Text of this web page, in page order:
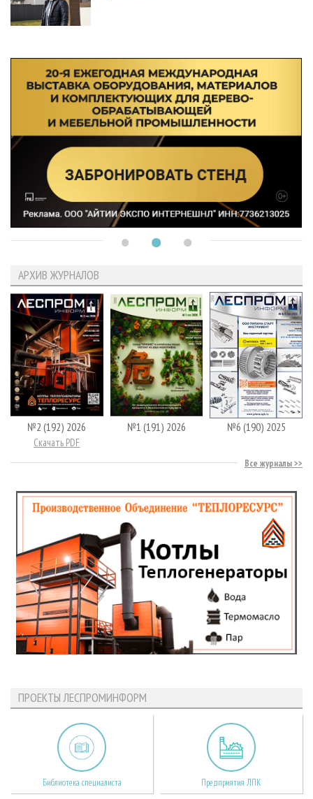
АРХИВ ЖУРНАЛОВ
№2 (192) 2026
Скачать PDF
№1 (191) 2026 №6 (190) 2025
Все журналы
ПРОЕКТЫ ЛЕСПРОМИНФОРМ
Библиотека специалиста Предприятия ЛПК